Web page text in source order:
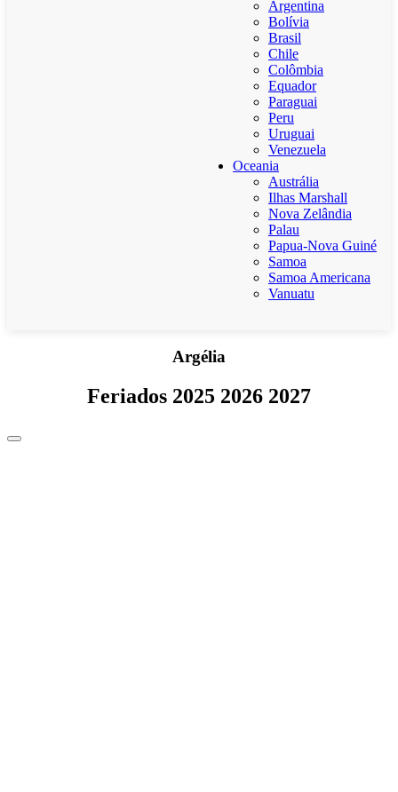
Argentina
Bolívia
Brasil
Chile
Colômbia
Equador
Paraguai
Peru
Uruguai
Venezuela
Oceania
Austrália
Ilhas Marshall
Nova Zelândia
Palau
Papua-Nova Guiné
Samoa
Samoa Americana
Vanuatu
Argélia
Feriados 2025 2026 2027